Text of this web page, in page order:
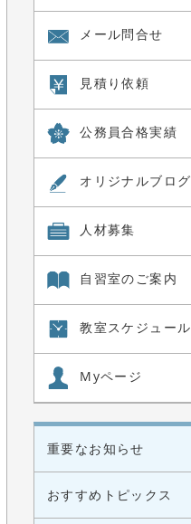
メール問合せ
見積り依頼
公務員合格実績
オリジナルブログ
人材募集
自習室のご案内
教室スケジュール
Myページ
重要なお知らせ
おすすめトピックス